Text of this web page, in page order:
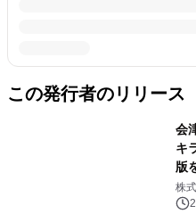
この発行者のリリース
会
キ
版
株